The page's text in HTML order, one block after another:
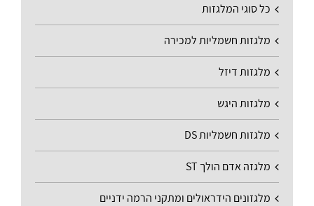
כל סוגי המלגזות
מלגזות חשמליות למכירה
מלגזות דיזל
מלגזות היגש
מלגזות חשמליות DS
מלגזה אדם הולך ST
מלגזונים הידראולים ומתקני הרמה ידניים